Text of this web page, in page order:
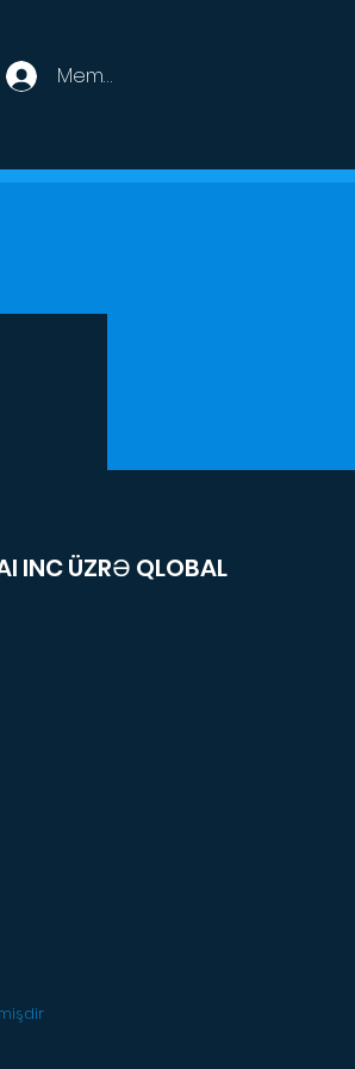
Member Login
INC ÜZRƏ QLOBAL